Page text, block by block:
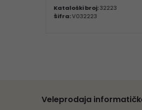
Kataloški broj:32223
Šifra:V032223
Veleprodaja